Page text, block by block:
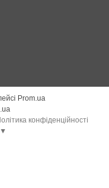
Prom.ua
конфіденційності
▼